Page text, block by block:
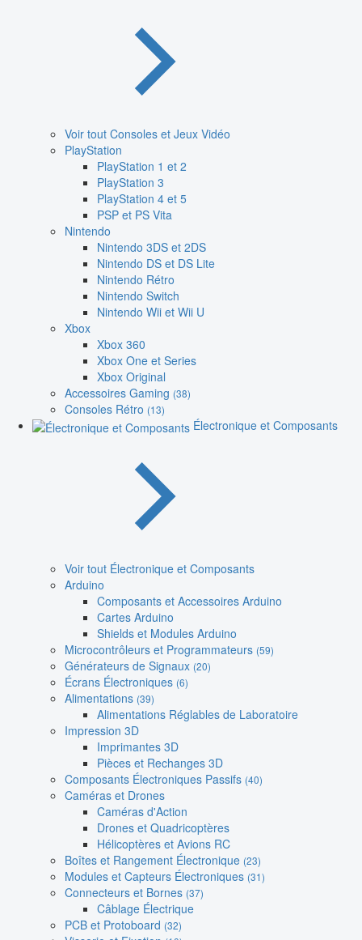
Voir tout Consoles et Jeux Vidéo
PlayStation
PlayStation 1 et 2
PlayStation 3
PlayStation 4 et 5
PSP et PS Vita
Nintendo
Nintendo 3DS et 2DS
Nintendo DS et DS Lite
Nintendo Rétro
Nintendo Switch
Nintendo Wii et Wii U
Xbox
Xbox 360
Xbox One et Series
Xbox Original
Accessoires Gaming (38)
Consoles Rétro (13)
Électronique et Composants
Voir tout Électronique et Composants
Arduino
Composants et Accessoires Arduino
Cartes Arduino
Shields et Modules Arduino
Microcontrôleurs et Programmateurs (59)
Générateurs de Signaux (20)
Écrans Électroniques (6)
Alimentations (39)
Alimentations Réglables de Laboratoire
Impression 3D
Imprimantes 3D
Pièces et Rechanges 3D
Composants Électroniques Passifs (40)
Caméras et Drones
Caméras d'Action
Drones et Quadricoptères
Hélicoptères et Avions RC
Boîtes et Rangement Électronique (23)
Modules et Capteurs Électroniques (31)
Connecteurs et Bornes (37)
Câblage Électrique
PCB et Protoboard (32)